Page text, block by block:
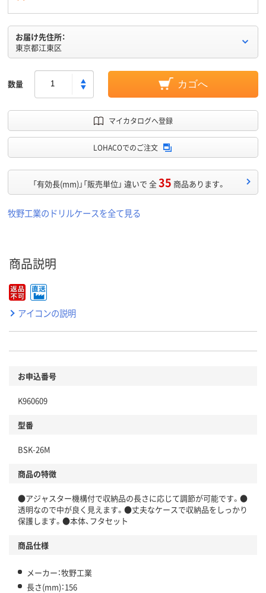
お届け先住所：
東京都江東区
数量 カゴへ
マイカタログへ登録
LOHACOでのご注文
「有効長(mm)」「販売単位」 違いで 全35 商品あります。
牧野工業のドリルケースを全て見る
商品説明
アイコンの説明
お申込番号
K960609
型番
BSK-26M
商品の特徴
●アジャスター機構付で収納品の長さに応じて調節が可能です。●
透明なので中が良く見えます。●丈夫なケースで収納品をしっかり
保護します。●本体、フタセット
商品仕様
メーカー：牧野工業
長さ(mm)：156